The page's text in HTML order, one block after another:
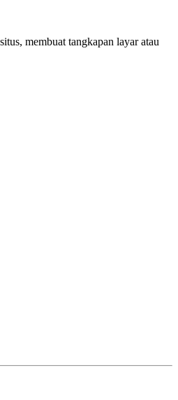
membuat tangkapan layar atau